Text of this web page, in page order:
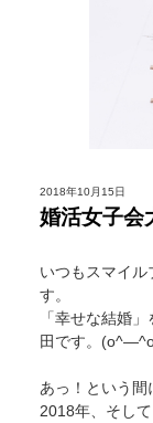
2018年10月15日
婚活女子会
いつもスマイル
す。
「幸せな結婚
田です。
あっ！という間
2018年、そし